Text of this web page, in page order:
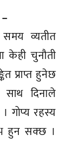
व्यतीत
चुनौती
प्राप्त हुनेछ
दिनाले
गोप्य रहस्य
हुन सक्छ ।